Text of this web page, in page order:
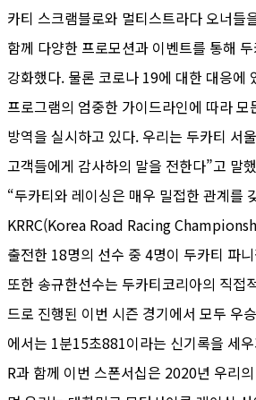
카티 스크램블로와 멀티스트라다 오너들
함께 다양한 프로모션과 이벤트를 통해
강화했다. 물론 코로나 19에 대한 대응에
프로그램의 엄중한 가이드라인에 따라 모
방역을 실시하고 있다. 우리는 두카티 서
고객들에게 감사하의 말을 전한다”고 말
“두카티와 레이싱은 매우 밀접한 관계를
KRRC(Korea Road Racing
출전한 18명의 선수 중 4명이 두카티 파
또한 송규한선수는 두카티코리아의 직접
드로 진행된 이번 시즌 경기에서 모두 우
에서는 1분15초881이라는 신기록을 세
R과 함께 이번 스폰서십은 2020년 우리